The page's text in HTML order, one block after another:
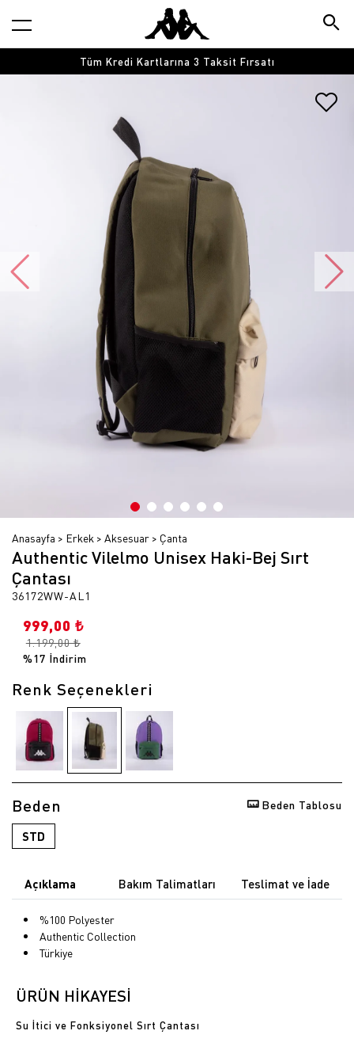
Tüm Kredi Kartlarına 3 Taksit Fırsatı
Anasayfa Erkek Aksesuar Çanta
Authentic Vilelmo Unisex Haki-Bej Sırt
Çantası
36172WW-AL1
999,00 ₺
1.199,00 ₺
%17 İndirim
Renk Seçenekleri
Beden Beden Tablosu
STD
Açıklama Bakım Talimatları Teslimat ve İade
%100 Polyester
Authentic Collection
Türkiye
ÜRÜN HİKAYESİ
Su İtici ve Fonksiyonel Sırt Çantası